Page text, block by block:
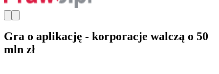
Gra o aplikację - korporacje walczą o 50
mln zł